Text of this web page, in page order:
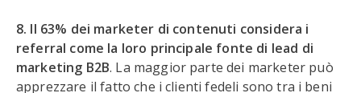
8. Il 63% dei marketer di contenuti considera i
referral come la loro principale fonte di lead di
marketing B2B. La maggior parte dei marketer può
apprezzare il fatto che i clienti fedeli sono tra i beni